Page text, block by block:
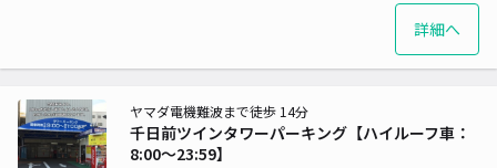
詳細へ
千日前ツインタワーパーキング【ハイルーフ車：
8:00～23:59】
ヤマダ電機難波まで徒歩 14分